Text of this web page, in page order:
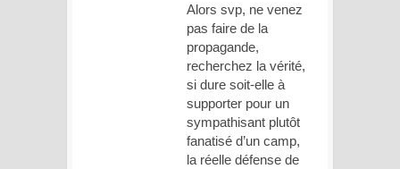
Alors svp, ne venez
pas faire de la
propagande,
recherchez la vérité,
si dure soit-elle à
supporter pour un
sympathisant plutôt
fanatisé d’un camp,
la réelle défense de